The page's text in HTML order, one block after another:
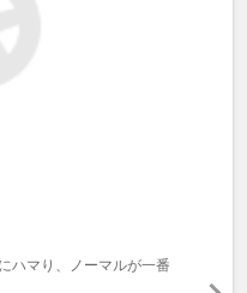
ハマり、ノーマルが一番